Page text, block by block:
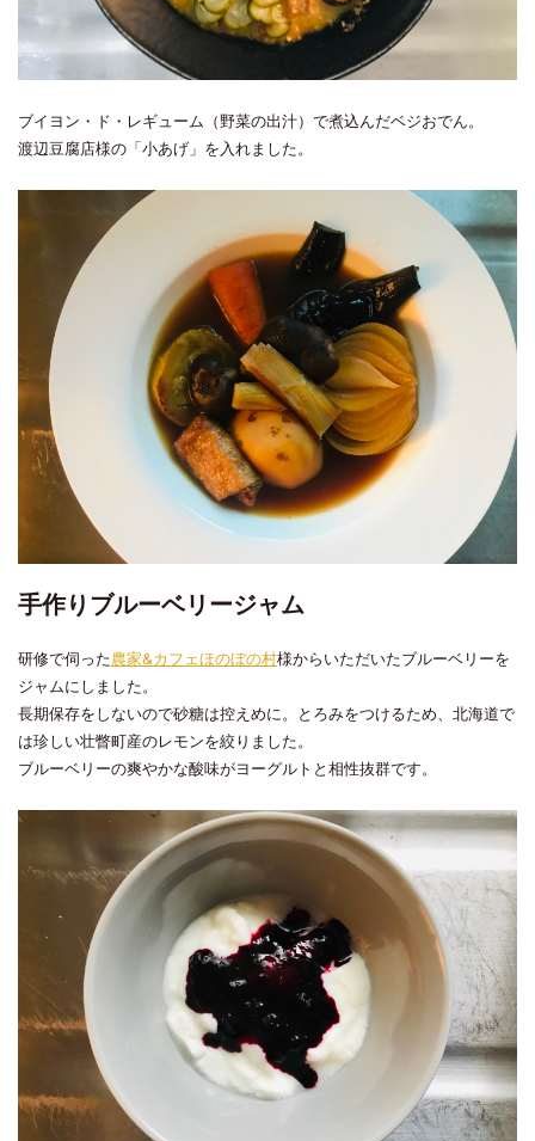
ブイヨン・ド・レギューム（野菜の出汁）で煮込んだベジおでん。
渡辺豆腐店様の「小あげ」を入れました。
手作りブルーベリージャム
研修で伺った農家&カフェほのぼの村様からいただいたブルーベリーを
ジャムにしました。
長期保存をしないので砂糖は控えめに。とろみをつけるため、北海道で
は珍しい壮瞥町産のレモンを絞りました。
ブルーベリーの爽やかな酸味がヨーグルトと相性抜群です。